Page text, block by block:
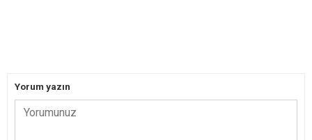
Yorum yazın